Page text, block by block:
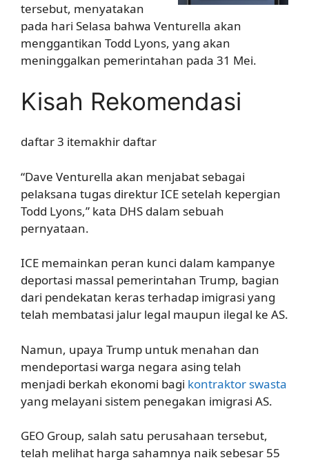
tersebut, menyatakan
pada hari Selasa bahwa Venturella akan
menggantikan Todd Lyons, yang akan
meninggalkan pemerintahan pada 31 Mei.
Kisah Rekomendasi
daftar 3 itemakhir daftar
“Dave Venturella akan menjabat sebagai
pelaksana tugas direktur ICE setelah kepergian
Todd Lyons,” kata DHS dalam sebuah
pernyataan.
ICE memainkan peran kunci dalam kampanye
deportasi massal pemerintahan Trump, bagian
dari pendekatan keras terhadap imigrasi yang
telah membatasi jalur legal maupun ilegal ke AS.
Namun, upaya Trump untuk menahan dan
mendeportasi warga negara asing telah
menjadi berkah ekonomi bagi kontraktor swasta
yang melayani sistem penegakan imigrasi AS.
GEO Group, salah satu perusahaan tersebut,
telah melihat harga sahamnya naik sebesar 55